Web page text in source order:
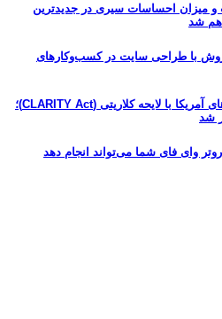
احساسات سیری در جدیدترین
با طراحی سایت در کسب‌وکارهای
پایان مخالفت انجمن کلانترهای آمریکا با لایحه کلاریتی (CLARITY Act)؛
شد